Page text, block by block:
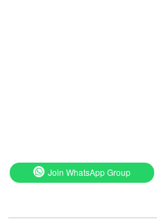
Join WhatsApp Group